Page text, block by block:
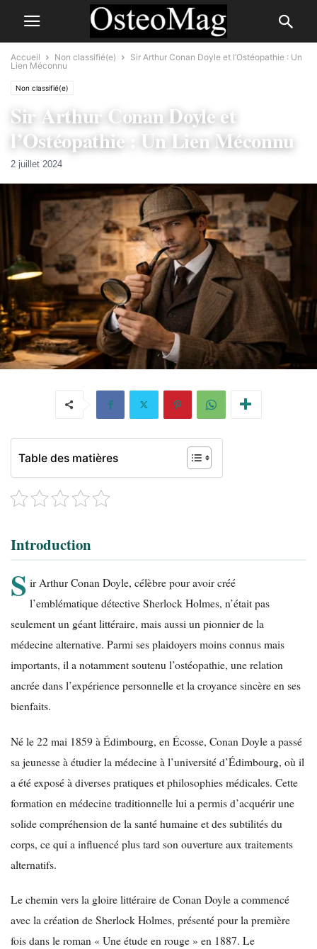
Accueil Non classifié(e)
Sir Arthur Conan Doyle et l’Ostéopathie : Un
Lien Méconnu
Non classifié(e)
Sir Arthur Conan Doyle et
l’Ostéopathie : Un Lien Méconnu
2 juillet 2024
Table des matières
Introduction
S ir Arthur Conan Doyle, célèbre pour avoir créé
l’emblématique détective Sherlock Holmes, n’était pas
seulement un géant littéraire, mais aussi un pionnier de la
médecine alternative. Parmi ses plaidoyers moins connus mais
importants, il a notamment soutenu l’ostéopathie, une relation
ancrée dans l’expérience personnelle et la croyance sincère en ses
bienfaits.
Né le 22 mai 1859 à Édimbourg, en Écosse, Conan Doyle a passé
sa jeunesse à étudier la médecine à l’université d’Édimbourg, où il
a été exposé à diverses pratiques et philosophies médicales. Cette
formation en médecine traditionnelle lui a permis d’acquérir une
solide compréhension de la santé humaine et des subtilités du
corps, ce qui a influencé plus tard son ouverture aux traitements
alternatifs.
Le chemin vers la gloire littéraire de Conan Doyle a commencé
avec la création de Sherlock Holmes, présenté pour la première
fois dans le roman « Une étude en rouge » en 1887. Le